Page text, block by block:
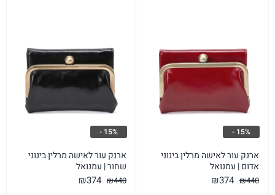
ארנק עור לאישה מרלין בינוני
אדום | עמנואל
₪440
המחיר
₪374
15% -
ארנק עור לאישה מרלין בינוני
שחור | עמנואל
₪440
המחיר
₪374
15% -